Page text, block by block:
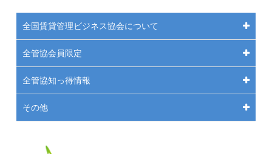
全国賃貸管理ビジネス協会について
全管協会員限定
全管協知っ得情報
その他